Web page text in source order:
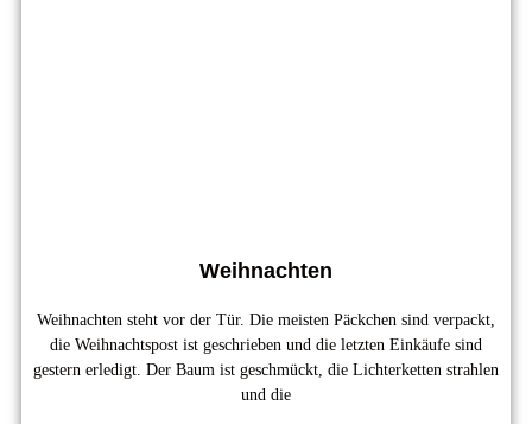
Weihnachten
Weihnachten steht vor der Tür. Die meisten Päckchen sind verpackt,
die Weihnachtspost ist geschrieben und die letzten Einkäufe sind
gestern erledigt. Der Baum ist geschmückt, die Lichterketten strahlen
und die